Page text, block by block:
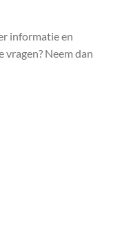
informatie en
Neem dan